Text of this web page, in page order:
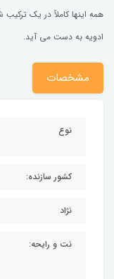
همه اینها کاملاً در یک
ادویه به دست می آید.
مشخصات
نوع
کشور سازنده:
نژاد
نت و رایحه: